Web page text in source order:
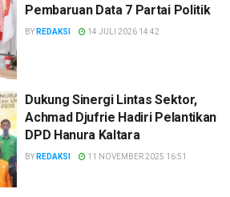
Pembaruan Data 7 Partai Politik
BY REDAKSI 14 JULI 2026 14:42
Dukung Sinergi Lintas Sektor,
Achmad Djufrie Hadiri Pelantikan
DPD Hanura Kaltara
BY REDAKSI 11 NOVEMBER 2025 16:51